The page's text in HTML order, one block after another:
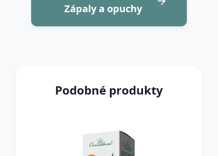
Zápaly a opuchy
Podobné produkty